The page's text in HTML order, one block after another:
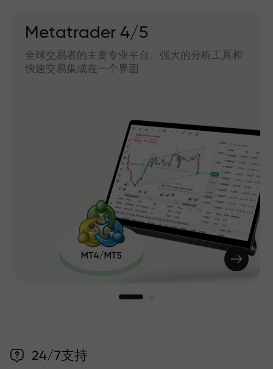
Metatrader 4/5
全球交易者的主要专业平台。强大的分析工具和
快速交易集成在一个界面
24/7支持